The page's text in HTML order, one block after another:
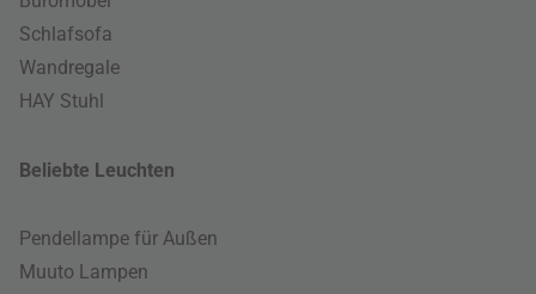
Schlafsofa
Wandregale
HAY Stuhl
Beliebte Leuchten
Pendellampe für Außen
Muuto Lampen